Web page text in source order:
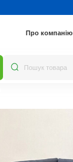
Про компанію